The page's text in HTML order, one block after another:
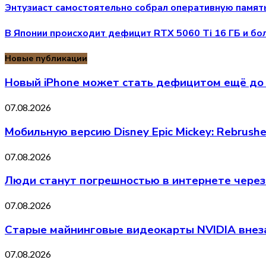
Энтузиаст самостоятельно собрал оперативную
В Японии происходит дефицит RTX 5060 Ti 16 ГБ и
Новые публикации
Новый iPhone может стать дефицитом ещё
07.08.2026
Мобильную версию Disney Epic Mickey:
07.08.2026
Люди станут погрешностью в интернете
07.08.2026
Старые майнинговые видеокарты NVIDIA
07.08.2026